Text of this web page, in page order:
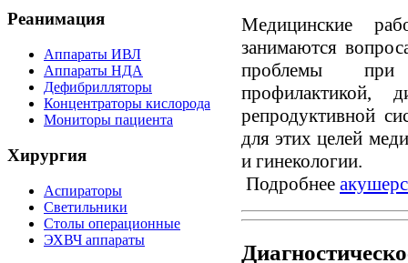
Реанимация
Аппараты ИВЛ
Аппараты НДА
Дефибрилляторы
Концентраторы кислорода
Мониторы пациента
Хирургия
Аспираторы
Светильники
Столы операционные
ЭХВЧ аппараты
Медицинские
занимаются
проблемы при
профилактикой,
репродуктивной
для этих целей
и гинекологии.
Подробнее